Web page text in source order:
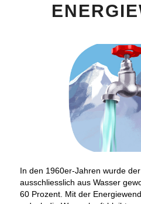
In den 1960er-Jahren wurde
ausschliesslich aus Wasser
60 Prozent. Mit der